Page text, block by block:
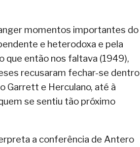
momentos importantes do
e heterodoxa e pela
que então nos faltava (1949),
recusaram fechar-se dentro
Garrett e Herculano, até à
se sentiu tão próximo
a conferência de Antero